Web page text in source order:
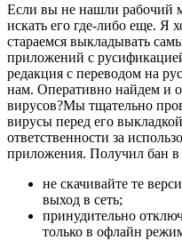
Если вы не нашли рабочий
искать его где-либо еще.
стараемся выкладывать
приложений с
редакция с переводом на
нам. Оперативно найдем и
вирусов?Мы тщательно
вирусы перед его
ответственности за
приложения. Получил бан в
не скачивайте те
выход в сеть;
принудительно
только в офлайн